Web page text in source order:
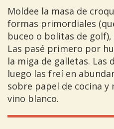
Moldee la masa de
formas primordiales
buceo o bolitas de
Las pasé primero por
la miga de galletas. Las
luego las freí en
sobre papel de cocina y
vino blanco.